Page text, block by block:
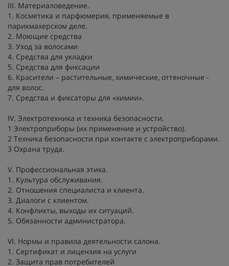
III. Материаловедение.
1. Косметика и парфюмерия, применяемые в
парикмахерском деле.
2. Моющие средства
3. Уход за волосами
4. Средства для укладки
5. Средства для фиксации
6. Красители – растительные, химические, оттеночные -
для волос.
7. Средства и фиксаторы для «химии».
IV. Электротехника и техника безопасности.
1 Электроприборы (их применение и устройство).
2 Техника безопасности при контакте с электроприборами.
3 Охрана труда.
V. Профессиональная этика.
1. Культура обслуживания.
2. Отношения специалиста и клиента.
3. Диалоги с клиентом.
4. Конфликты, выходы их ситуаций.
5. Обязанности администратора.
VI. Нормы и правила деятельности салона.
1. Сертификат и лицензия на услуги
2. Защита прав потребителей